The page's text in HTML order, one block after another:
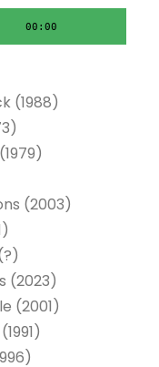
00:00
(1988)
(2003)
(2023)
(2001)